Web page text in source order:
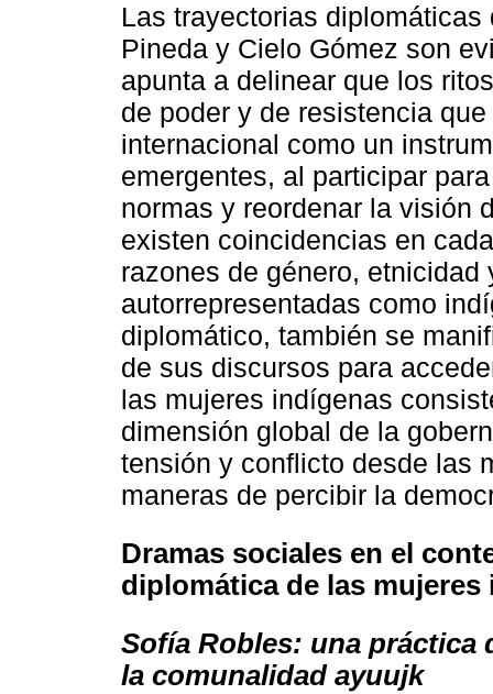
Las trayectorias
Pineda y Cielo Gómez son
apunta a delinear que los
de poder y de resistencia
internacional como un
emergentes, al participar
normas y reordenar la visión
existen coincidencias en
razones de género,
autorrepresentadas como
diplomático, también se
de sus discursos para
las mujeres indígenas
dimensión global de la
tensión y conflicto desde las
maneras de percibir la
Dramas sociales en el
diplomática de las mujeres
Sofía Robles: una práctica
la comunalidad ayuujk